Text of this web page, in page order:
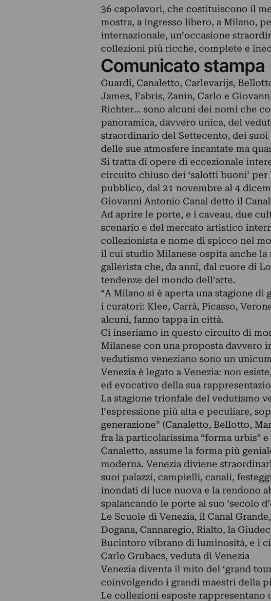
36 capolavori, che costituiscono il
mostra, a ingresso libero, a Milano,
internazionale, un’occasione
collezioni più ricche, complete e
Comunicato stampa
Guardi, Canaletto, Carlevarijs,
James, Fabris, Zanin, Carlo e
Richter… sono alcuni dei nomi che
panoramica, davvero unica, del
straordinario del Settecento, dei
delle sue atmosfere incantate ma
Si tratta di opere di eccezionale
circuito chiuso dei ‘salotti buoni’
pubblico, dal 21 novembre al 4
Giovanni Antonio Canal detto il
Ad aprire le porte, e i caveau, due
scenario e del mercato artistico
collezionista e nome di spicco nel
il cui studio Milanese ospita anche la
gallerista che, da anni, dal cuore di
tendenze del mondo dell’arte.
“A Milano si è aperta una stagione
i curatori: Klee, Carrà, Picasso,
alcuni, fanno tappa in città.
Ci inseriamo in questo circuito di
Milanese con una proposta davvero
vedutismo veneziano sono un
Venezia è legato a Venezia: non
ed evocativo della sua
La stagione trionfale del vedutismo
l’espressione più alta e peculiare,
generazione” (Canaletto, Bellotto,
fra la particolarissima “forma urbis”
Canaletto, assume la forma più
moderna. Venezia diviene
suoi palazzi, campielli, canali,
inondati di luce nuova e la rendono
spalancando le porte al suo ‘secolo
Le Scuole di Venezia, il Canal
Dogana, Cannaregio, Rialto, la
Bucintoro vibrano di luminosità, e i
Carlo Grubacs, veduta di Venezia
Venezia diventa il mito del ‘grand
coinvolgendo i grandi maestri della
Le collezioni esposte